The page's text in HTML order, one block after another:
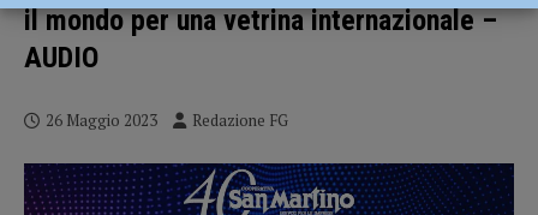
il mondo per una vetrina internazionale –
AUDIO
26 Maggio 2023 Redazione FG